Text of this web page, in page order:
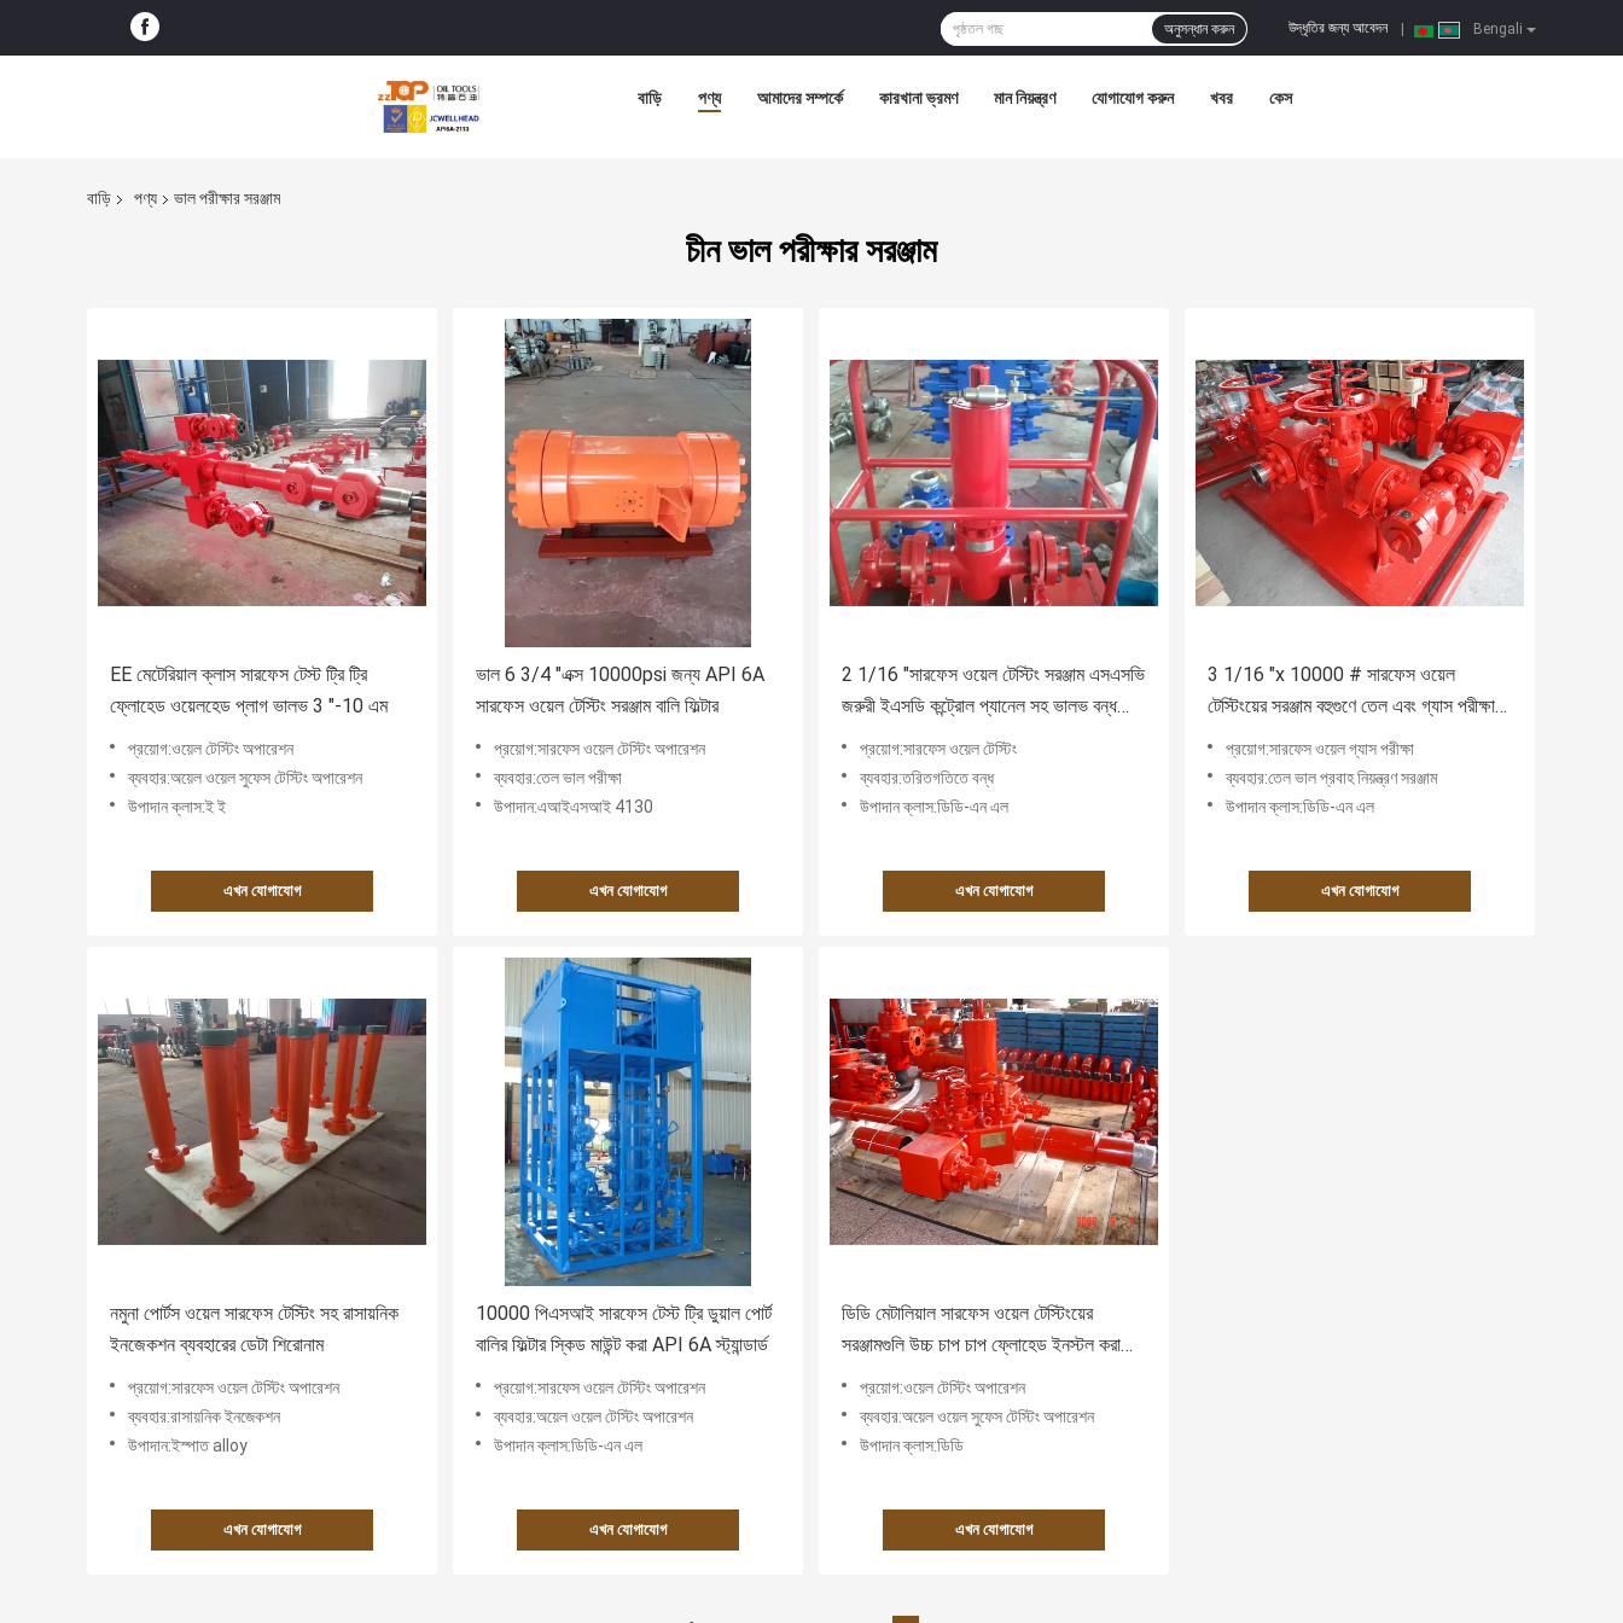
Bengali
উদ্ধৃতির জন্য আবেদন
অনুসন্ধান করুন
বাড়ি পণ্য আমাদের সম্পর্কে কারখানা ভ্রমণ মান নিয়ন্ত্রণ যোগাযোগ করুন খবর কেস
বাড়ি পণ্য ভাল পরীক্ষার সরঞ্জাম
চীন ভাল পরীক্ষার সরঞ্জাম
EE মেটেরিয়াল ক্লাস সারফেস টেস্ট ট্রি ট্রি
ফ্লোহেড ওয়েলহেড প্লাগ ভালভ 3 "-10 এম
প্রয়োগ:ওয়েল টেস্টিং অপারেশন
ব্যবহার:অয়েল ওয়েল সুফেস টেস্টিং অপারেশন
উপাদান ক্লাস:ই ই
এখন যোগাযোগ
ভাল 6 3/4 "এক্স 10000psi জন্য API 6A
সারফেস ওয়েল টেস্টিং সরঞ্জাম বালি ফিল্টার
প্রয়োগ:সারফেস ওয়েল টেস্টিং অপারেশন
ব্যবহার:তেল ভাল পরীক্ষা
উপাদান:এআইএসআই 4130
এখন যোগাযোগ
2 1/16 "সারফেস ওয়েল টেস্টিং সরঞ্জাম এসএসভি
জরুরী ইএসডি কন্ট্রোল প্যানেল সহ ভালভ বন্ধ
প্রয়োগ:সারফেস ওয়েল টেস্টিং
ব্যবহার:তরিতগতিতে বন্ধ
উপাদান ক্লাস:ডিডি-এন এল
এখন যোগাযোগ
3 1/16 "x 10000 # সারফেস ওয়েল
টেস্টিংয়ের সরঞ্জাম বহুগুণে তেল এবং গ্যাস পরীক্ষা
প্রয়োগ:সারফেস ওয়েল গ্যাস পরীক্ষা
ব্যবহার:তেল ভাল প্রবাহ নিয়ন্ত্রণ সরঞ্জাম
উপাদান ক্লাস:ডিডি-এন এল
এখন যোগাযোগ
নমুনা পোর্টস ওয়েল সারফেস টেস্টিং সহ রাসায়নিক
ইনজেকশন ব্যবহারের ডেটা শিরোনাম
প্রয়োগ:সারফেস ওয়েল টেস্টিং অপারেশন
ব্যবহার:রাসায়নিক ইনজেকশন
উপাদান:ইস্পাত alloy
এখন যোগাযোগ
10000 পিএসআই সারফেস টেস্ট ট্রি ডুয়াল পোর্ট
বালির ফিল্টার স্কিড মাউন্ট করা API 6A স্ট্যান্ডার্ড
প্রয়োগ:সারফেস ওয়েল টেস্টিং অপারেশন
ব্যবহার:অয়েল ওয়েল টেস্টিং অপারেশন
উপাদান ক্লাস:ডিডি-এন এল
এখন যোগাযোগ
ডিডি মেটালিয়াল সারফেস ওয়েল টেস্টিংয়ের
সরঞ্জামগুলি উচ্চ চাপ চাপ ফ্লোহেড ইনস্টল করা
প্রয়োগ:ওয়েল টেস্টিং অপারেশন
ব্যবহার:অয়েল ওয়েল সুফেস টেস্টিং অপারেশন
উপাদান ক্লাস:ডিডি
এখন যোগাযোগ